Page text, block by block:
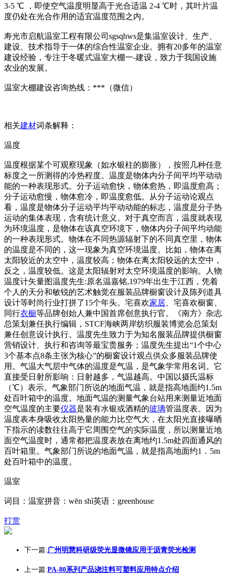
3-5 ℃ ，即使空气温度明显高于光合适温 2-4 ℃时，其叶片温
度仍处在光合作用的适宜温度范围之内。
寿光市启航温室工程有限公司sgsqhws是集温室设计、生产、
建设、技术指导于一体的综合性温室企业。拥有20多年的温室
建设经验，专注于冬暖式温室大棚一-建设，致力于我国设施
农业的发展。
温室大棚建设咨询热线：***（微信）
相关建材词条解释：
温度
温度根据某个可观察现象（如水银柱的膨胀），按照几种任意
标度之一所测得的冷热程度。温度是物体内分子间平均平动动
能的一种表现形式。分子运动愈快，物体愈热，即温度愈高；
分子运动愈慢，物体愈冷，即温度愈低。从分子运动论观点
看，温度是物体分子运动平均平动动能的标志，温度是分子热
运动的集体表现，含有统计意义。对于真空而言，温度就表现
为环境温度，是物体在该真空环境下，物体内分子间平均动能
的一种表现形式。物体在不同热源辐射下的不同真空里，物体
的温度是不同的，这一现象为真空环境温度。比如，物体在离
太阳较近的太空中，温度较高；物体在离太阳较远的太空中，
反之，温度较低。这是太阳辐射对太空环境温度的影响。人物
温度计矢量图温度先生:原名温嘉铭,1979年出生于江西，凭着
个人的天分和敏锐的艺术触觉在服装品牌橱窗设计及陈列道具
设计等时尚行业打拼了15个年头。宅喜欢家居 、宅喜欢橱窗、
同行衣橱等品牌创始人兼中国首席创意执行官。《南方》杂志
总策划兼任执行编辑，STCF海峡两岸纺织服装博览会总策划
兼任创意设计执行。温度先生致力于为知名服装品牌提供橱窗
营销设计、执行和咨询等最宝贵服务；温度先生提出“1个中心
3个基本点8条主张为核心”的橱窗设计观点供众多服装品牌使
用。气温大气层中气体的温度是气温，是气象学常用名词。它
直接受日射所影响：日射越多，气温越高。中国以摄氏温标
（℃）表示。气象部门所说的地面气温，就是指高地面约1.5m
处百叶箱中的温度。地面气温的测量气象台站用来测量近地面
空气温度的主要仪器是装有水银或酒精的玻璃管温度表。因为
温度表本身吸收太阳热量的能力比空气大，在太阳光直接曝晒
下指示的读数往往高于它周围空气的实际温度，所以测量近地
面空气温度时，通常都把温度表放在离地约1.5m处四面通风的
百叶箱里。气象部门所说的地面气温，就是指高地面约1．5m
处百叶箱中的温度。
温室
词目：温室拼音：wēn shì英语：greenhouse
打赏
下一篇:广州明慧科研级荧光显微镜应用于沥青荧光检测
上一篇:PA-80系列产品浇注料可塑料应用特点介绍